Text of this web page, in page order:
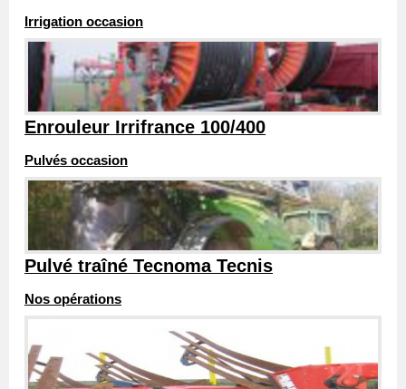
Irrigation occasion
Enrouleur Irrifrance 100/400
Pulvés occasion
Pulvé traîné Tecnoma Tecnis
Nos opérations